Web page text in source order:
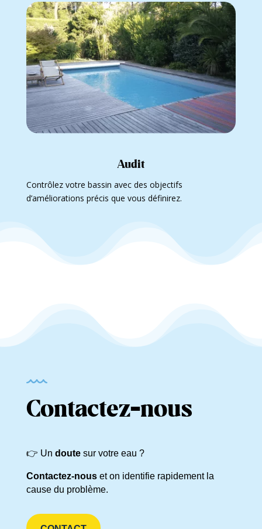
Audit
Contrôlez votre bassin avec des objectifs
d’améliorations précis que vous définirez.
Contactez-nous
👉 Un doute sur votre eau ?
Contactez-nous et on identifie rapidement la
cause du problème.